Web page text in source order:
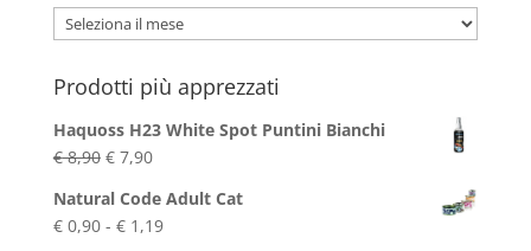
Archivio
Blog
Prodotti più apprezzati
Haquoss H23 White Spot Puntini Bianchi
€8,90 Il
originale
era:
€7,90Il
attuale
è:
Natural Code Adult Cat
€0,90 - €1,19Fascia